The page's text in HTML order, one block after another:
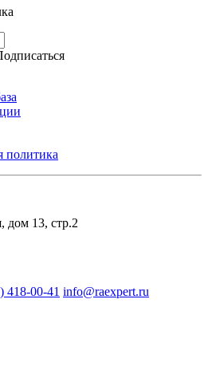
политика
дом 13, стр.2
418-00-41 info@raexpert.ru